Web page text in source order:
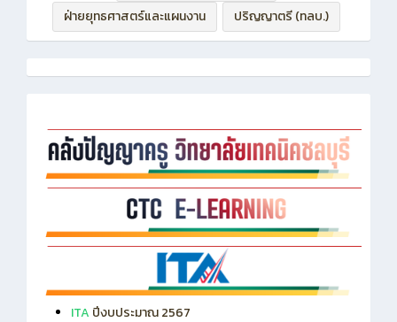
ฝ่ายกิจการนักเรียนนักศึกษา
ฝ่ายยุทธศาสตร์และแผนงาน
ปริญญาตรี (ทลบ.)